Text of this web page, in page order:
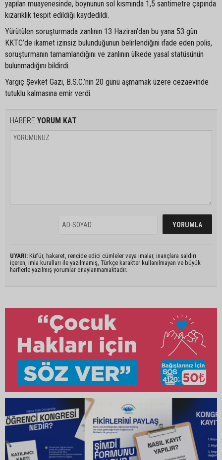
yapılan muayenesinde, boynunun sol kısmında 1,5 santimetre çapında
kızarıklık tespit edildiği kaydedildi.
Yürütülen soruşturmada zanlının 13 Haziran’dan bu yana 53 gün
KKTC’de ikamet izinsiz bulunduğunun belirlendiğini ifade eden polis,
soruşturmanın tamamlandığını ve zanlının ülkede yasal statüsünün
bulunmadığını bildirdi.
Yargıç Şevket Gazi, B.S.C.’nin 20 günü aşmamak üzere cezaevinde
tutuklu kalmasına emir verdi.
HABERE YORUM KAT
UYARI: Küfür, hakaret, rencide edici cümleler veya imalar, inançlara saldırı
içeren, imla kuralları ile yazılmamış, Türkçe karakter kullanılmayan ve büyük
harflerle yazılmış yorumlar onaylanmamaktadır.